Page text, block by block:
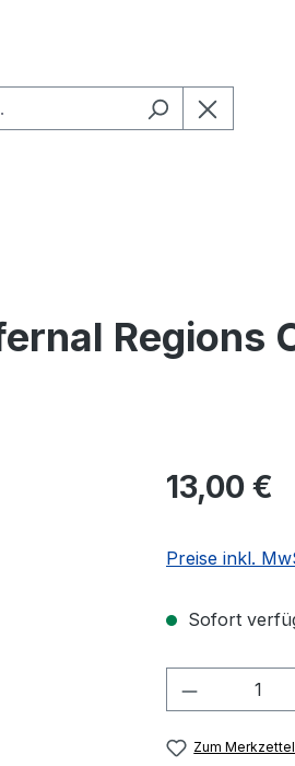
Regions
Regulärer Preis:
13,00 €
Preise inkl.
Sofort
Produkt
Zum